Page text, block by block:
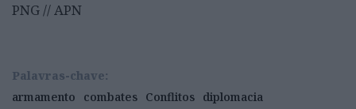
PNG // APN
Palavras-chave:
armamento
combates Conflitos diplomacia